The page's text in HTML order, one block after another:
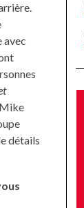
avec
détails